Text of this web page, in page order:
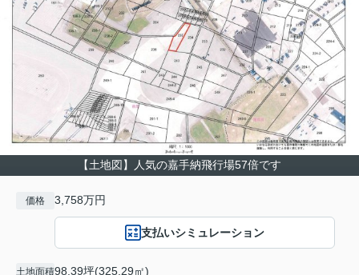
【土地図】人気の嘉手納飛行場57倍です
価格 3,758万円
支払いシミュレーション
土地面積98.39坪(325.29㎡)